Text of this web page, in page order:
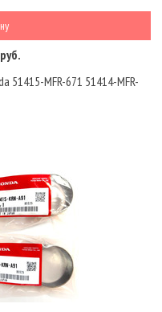
51415-MFR-671 51414-MFR-